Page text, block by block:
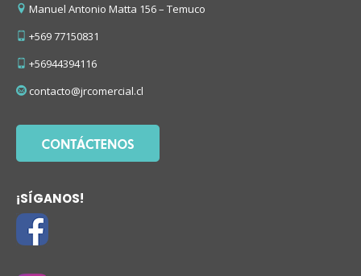
Manuel Antonio Matta 156 – Temuco
+569 77150831
+56944394116
contacto@jrcomercial.cl
¡SÍGANOS!